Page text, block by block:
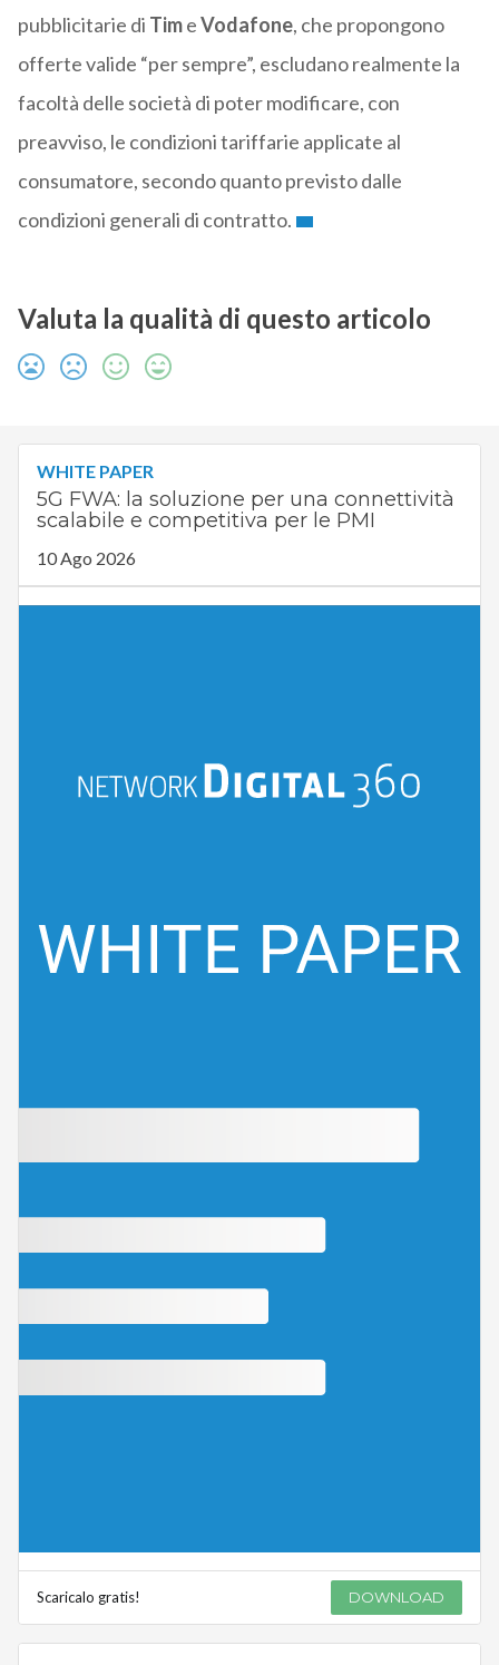
pubblicitarie di TimeVodafone, che propongono
offerte valide “per sempre”, escludano realmente la
facoltà delle società di poter modificare, con
preavviso, le condizioni tariffarie applicate al
consumatore, secondo quanto previsto dalle
condizioni generali di contratto.
Valuta la qualità di questo articolo
WHITE PAPER
5G FWA: la soluzione per una connettività
scalabile e competitiva per le PMI
10 Ago 2026
Scaricalo gratis! DOWNLOAD